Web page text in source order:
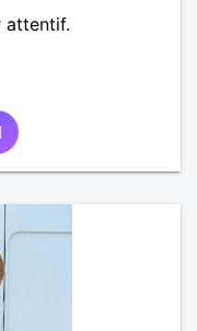
attentif.